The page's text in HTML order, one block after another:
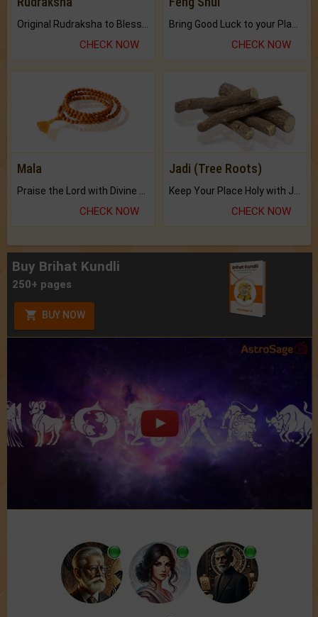
CHECK NOW CHECK NOW
Mala
CHECK NOW
Jadi (Tree Roots)
CHECK NOW
Buy Brihat Kundli
250+ pages
BUY NOW